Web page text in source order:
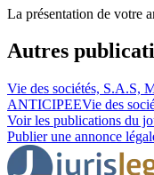
La présentation de votre
Autres
Vie des sociétés,
ANTICIPEEVie des
Voir les publications du
Publier une annonce